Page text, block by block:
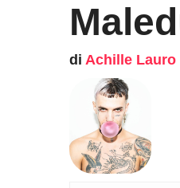
di Achille Lauro